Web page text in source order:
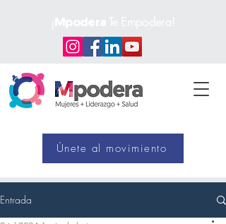
Únete al movimiento
Entrada